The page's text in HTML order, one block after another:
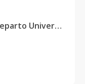
Apartamento con ascensor | Reparto Universitario, Santiago